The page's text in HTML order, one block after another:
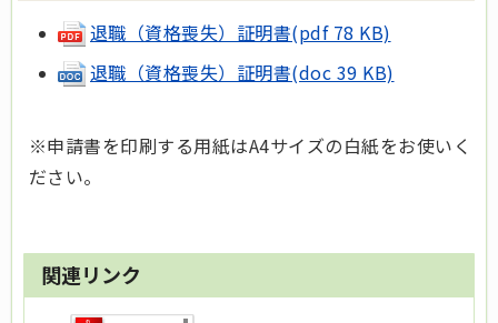
退職（資格喪失）証明書(pdf 78 KB)
退職（資格喪失）証明書(doc 39 KB)
※申請書を印刷する用紙はA4サイズの白紙をお使いく
ださい。
関連リンク